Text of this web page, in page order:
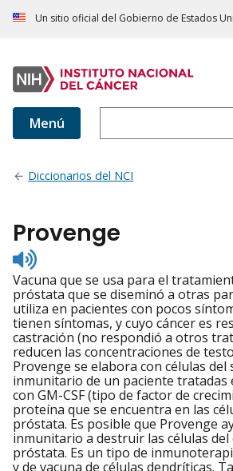
Un sitio oficial del Gobierno de Estados
Menú
Diccionarios del NCI
Provenge
Listen
to
pronunciation
Vacuna que se usa para el
próstata que se diseminó a otras
utiliza en pacientes con pocos
tienen síntomas, y cuyo cáncer es
castración (no respondió a otros
reducen las concentraciones de
Provenge se elabora con células del
inmunitario de un paciente
con GM-CSF (tipo de factor de
proteína que se encuentra en las
próstata. Es posible que Provenge
inmunitario a destruir las células del
próstata. Es un tipo de
y de vacuna de células dendríticas.